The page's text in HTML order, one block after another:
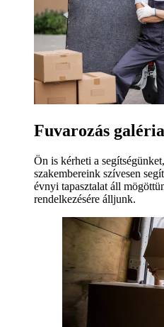
Fuvarozás galéria
Ön is kérheti a
szakembereink szívesen
évnyi tapasztalat áll
rendelkezésére álljunk.